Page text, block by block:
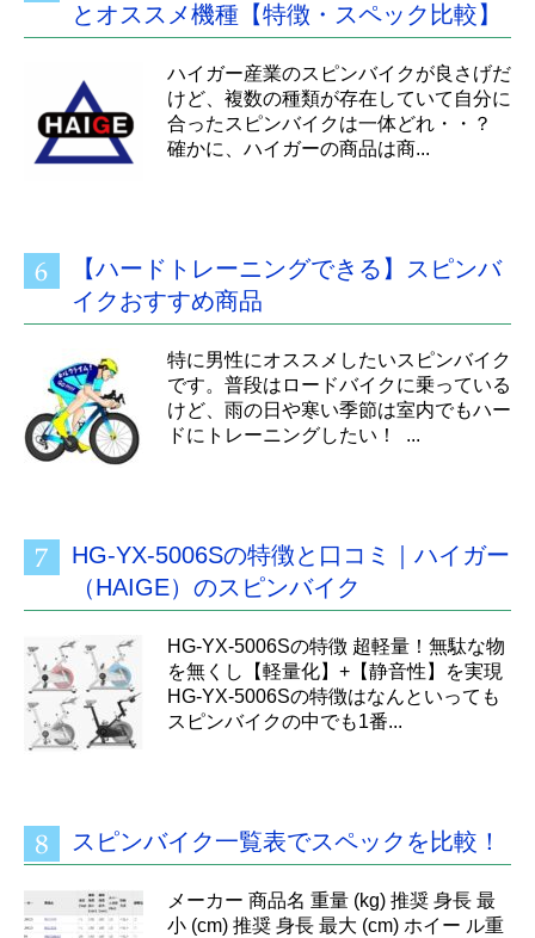
とオススメ機種【特徴・スペック比較】
ハイガー産業のスピンバイクが良さげだ
けど、複数の種類が存在していて自分に
合ったスピンバイクは一体どれ・・？
確かに、ハイガーの商品は商...
【ハードトレーニングできる】スピンバ
イクおすすめ商品
特に男性にオススメしたいスピンバイク
です。普段はロードバイクに乗っている
けど、雨の日や寒い季節は室内でもハー
ドにトレーニングしたい！ ...
HG-YX-5006Sの特徴と口コミ｜ハイガー
（HAIGE）のスピンバイク
HG-YX-5006Sの特徴 超軽量！無駄な物
を無くし【軽量化】+【静音性】を実現
HG-YX-5006Sの特徴はなんといっても
スピンバイクの中でも1番...
スピンバイク一覧表でスペックを比較！
メーカー 商品名 重量 (kg) 推奨 身長 最
小 (cm) 推奨 身長 最大 (cm) ホイー ル重